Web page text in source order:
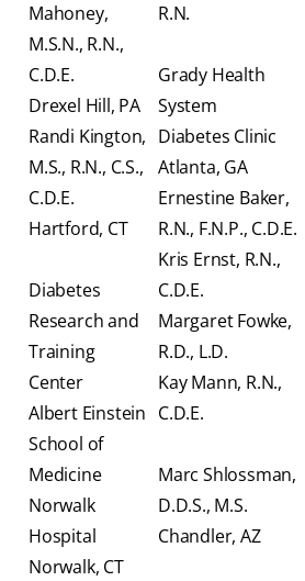
Mahoney,
M.S.N., R.N.,
C.D.E.
Drexel Hill, PA
Randi Kington,
M.S., R.N., C.S.,
C.D.E.
Hartford, CT
Diabetes
Research and
Training
Center
Albert Einstein
School of
Medicine
Norwalk
Hospital
Norwalk, CT
R.N.
Grady Health
System
Diabetes Clinic
Atlanta, GA
Ernestine Baker,
R.N., F.N.P., C.D.E.
Kris Ernst, R.N.,
C.D.E.
Margaret Fowke,
R.D., L.D.
Kay Mann, R.N.,
C.D.E.
Marc Shlossman,
D.D.S., M.S.
Chandler, AZ